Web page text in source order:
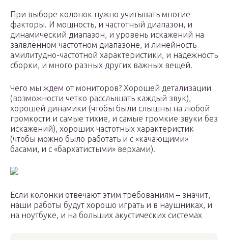
При выборе колонок нужно учитывать многие
факторы. И мощность, и частотный диапазон, и
динамический диапазон, и уровень искажений на
заявленном частотном диапазоне, и линейность
амилитудно-частотной характеристики, и надежность
сборки, и много разных других важных вещей.
Чего мы ждем от мониторов? Хорошей детализации
(возможности четко расслышать каждый звук),
хорошей динамики (чтобы были слышны на любой
громкости и самые тихие, и самые громкие звуки без
искажений), хороших частотных характеристик
(чтобы можно было работать и с «качающими»
басами, и с «бархатистыми» верхами).
Если колонки отвечают этим требованиям – значит,
наши работы будут хорошо играть и в наушниках, и
на ноутбуке, и на больших акустических системах